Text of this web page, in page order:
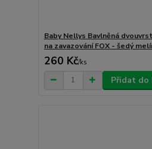
Baby Nellys Bavlněná
na zavazování FOX - šedý
260 Kč/ks
Přidat do